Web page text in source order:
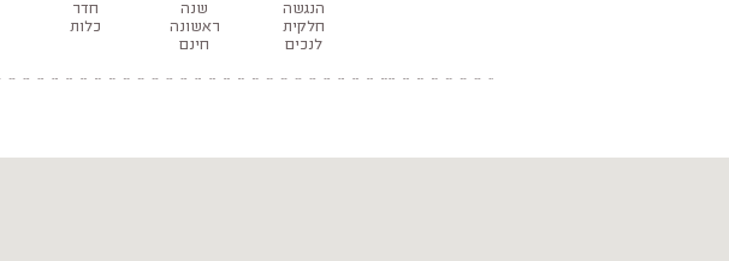
הנגשה
חלקית
לנכים
שנה
ראשונה
חינם
חדר
כלות